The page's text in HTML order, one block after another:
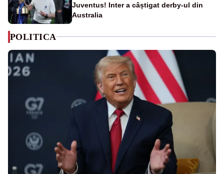
Juventus! Inter a câștigat derby-ul din
Australia
POLITICA